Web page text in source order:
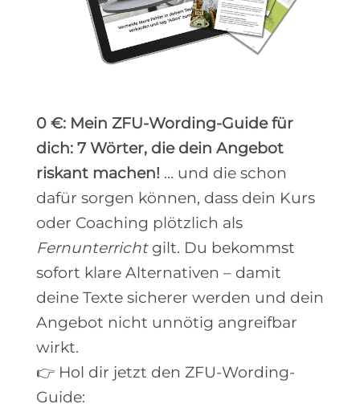
0 €: Mein ZFU-Wording-Guide für
dich: 7 Wörter, die dein Angebot
riskant machen! … und die schon
dafür sorgen können, dass dein Kurs
oder Coaching plötzlich als
Fernunterrichtgilt. Du bekommst
sofort klare Alternativen – damit
deine Texte sicherer werden und dein
Angebot nicht unnötig angreifbar
wirkt.
👉 Hol dir jetzt den ZFU-Wording-
Guide: